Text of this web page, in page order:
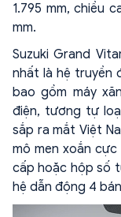
1.795 mm, chiều
mm.
Suzuki Grand
nhất là hệ truyền
bao gồm máy
điện, tương tự
sắp ra mắt Việt
mô men xoắn
cấp hoặc hộp số
hệ dẫn động 4